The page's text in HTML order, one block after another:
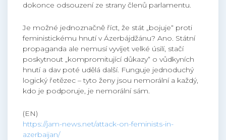
dokonce odsouzení ze strany členů parlamentu.
Je možné jednoznačně říct, že stát „bojuje“ proti
feministickému hnutí v Ázerbájdžánu? Ano. Státní
propaganda ale nemusí vyvíjet velké úsilí, stačí
poskytnout „kompromitující důkazy“ o vůdkyních
hnutí a dav poté udělá další. Funguje jednoduchý
logický řetězec – tyto ženy jsou nemorální a každý,
kdo je podporuje, je nemorální sám.
(EN)
https://jam-news.net/attack-on-feminists-in-
azerbaijan/